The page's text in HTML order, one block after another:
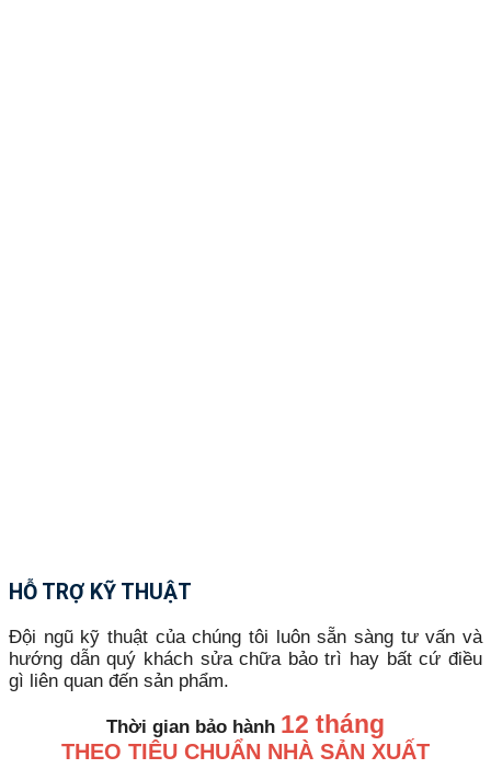
HỖ TRỢ KỸ THUẬT
Đội ngũ kỹ thuật của chúng tôi luôn sẵn sàng tư vấn và
hướng dẫn quý khách sửa chữa bảo trì hay bất cứ điều
gì liên quan đến sản phẩm.
Thời gian bảo hành 12 tháng
THEO TIÊU CHUẨN NHÀ SẢN XUẤT